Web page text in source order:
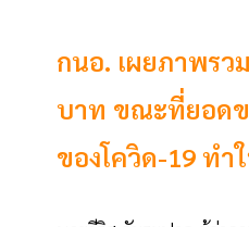
กนอ. เผยภาพรว
บาท ขณะที่ยอดข
ของโควิด-19 ท